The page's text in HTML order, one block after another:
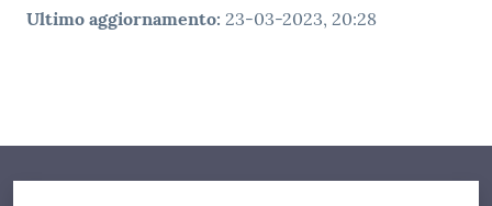
Ultimo aggiornamento: 23-03-2023, 20:28